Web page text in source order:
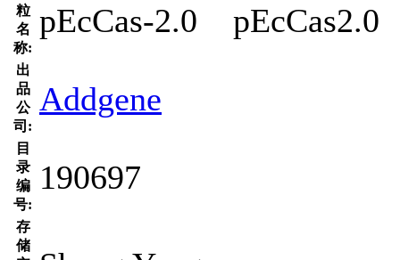
粒
名
称:
pEcCas-2.0 pEcCas2.0
出
品
公
司:
Addgene
目
录
编
号:
190697
存
储